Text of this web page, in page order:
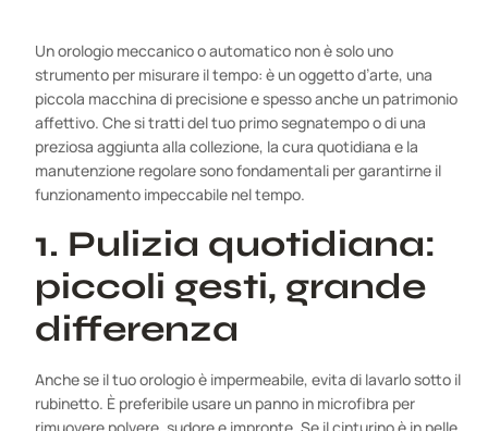
Un orologio meccanico o automatico non è solo uno
strumento per misurare il tempo: è un oggetto d’arte, una
piccola macchina di precisione e spesso anche un patrimonio
affettivo. Che si tratti del tuo primo segnatempo o di una
preziosa aggiunta alla collezione, la cura quotidiana e la
manutenzione regolare sono fondamentali per garantirne il
funzionamento impeccabile nel tempo.
1. Pulizia quotidiana:
piccoli gesti, grande
differenza
Anche se il tuo orologio è impermeabile, evita di lavarlo sotto il
rubinetto. È preferibile usare un panno in microfibra per
rimuovere polvere, sudore e impronte. Se il cinturino è in pelle,